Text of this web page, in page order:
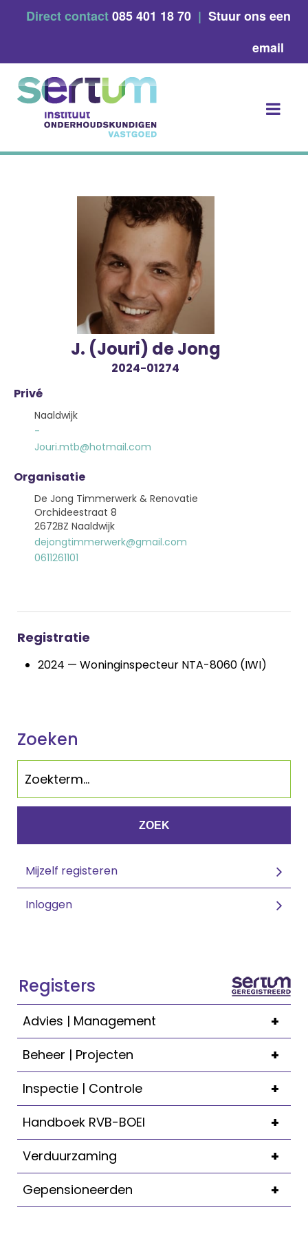
Direct contact085 401 18 70 | Stuur ons een
email
J. (Jouri) de Jong
2024-01274
Privé
Naaldwijk
-
Jouri.mtb@hotmail.com
Organisatie
De Jong Timmerwerk & Renovatie
Orchideestraat 8
2672BZ Naaldwijk
dejongtimmerwerk@gmail.com
0611261101
Registratie
2024 — Woninginspecteur NTA-8060 (IWI)
Zoeken
ZOEK
Mijzelf registeren
Inloggen
Registers
+
Advies | Management
+
Beheer | Projecten
+
Inspectie | Controle
+
Handboek RVB-BOEI
+
Verduurzaming
+
Gepensioneerden